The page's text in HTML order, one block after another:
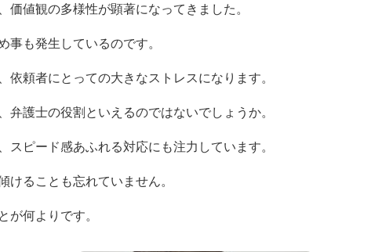
価値観の多様性が顕著になってきました。
事も発生しているのです。
依頼者にとっての大きなストレスになります。
弁護士の役割といえるのではないでしょうか。
スピード感あふれる対応にも注力しています。
けることも忘れていません。
が何よりです。